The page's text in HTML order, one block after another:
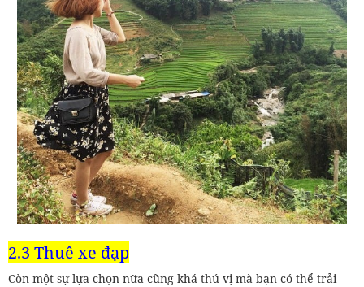
2.3 Thuê xe đạp
Còn một sự lựa chọn nữa cũng khá thú vị mà bạn có thể trải